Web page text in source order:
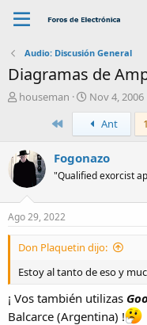
Audio: Discusión General
Diagramas de
A
r
houseman
F
e
c
h
a
d
e
i
o
Nov 4, 2006
PrimeroAnt
Fogonazo
"Qualified exorcist
Ago 29, 2022
Don Plaquetin dijo:
Estoy al tanto de eso y
¡ Vos también utilizas
Balcarce (Argentina) !